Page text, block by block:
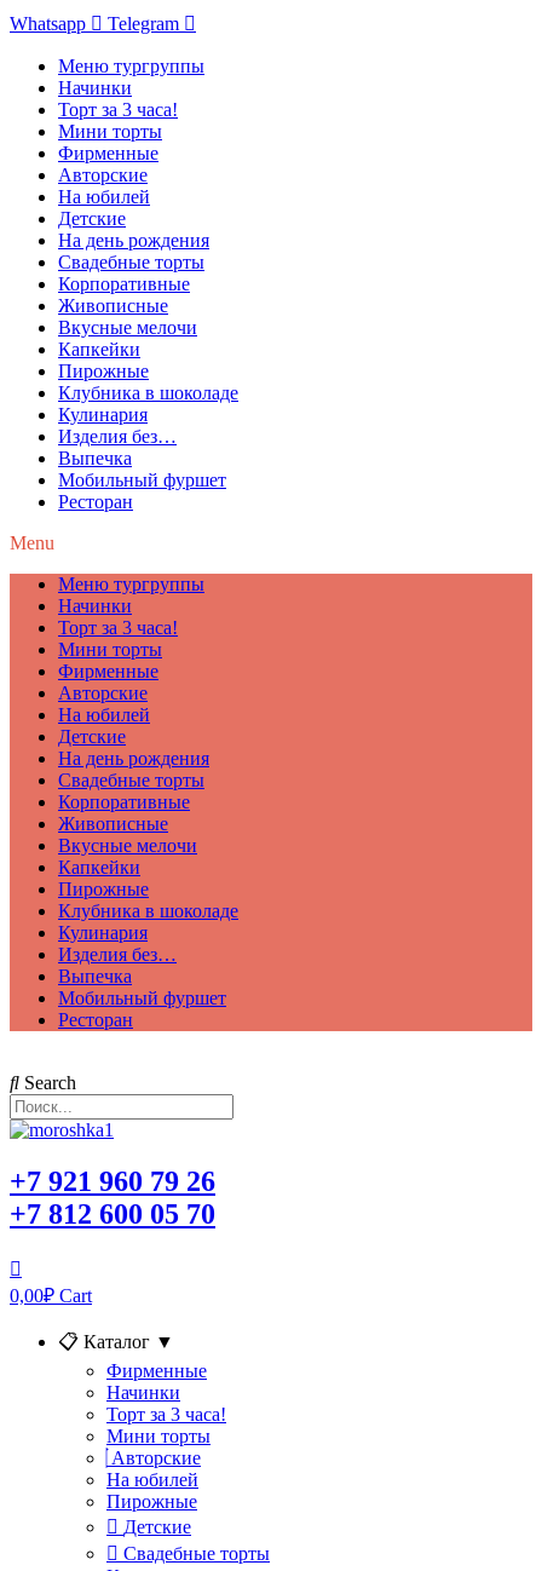
Whatsapp Telegram
Меню тургруппы
Начинки
Торт за 3 часа!
Мини торты
Фирменные
Авторские
На юбилей
Детские
На день рождения
Свадебные торты
Корпоративные
Живописные
Вкусные мелочи
Капкейки
Пирожные
Клубника в шоколаде
Кулинария
Изделия без…
Выпечка
Мобильный фуршет
Ресторан
Menu
Меню тургруппы
Начинки
Торт за 3 часа!
Мини торты
Фирменные
Авторские
На юбилей
Детские
На день рождения
Свадебные торты
Корпоративные
Живописные
Вкусные мелочи
Капкейки
Пирожные
Клубника в шоколаде
Кулинария
Изделия без…
Выпечка
Мобильный фуршет
Ресторан
Search
+7 921 960 79 26
+7 812 600 05 70
0,00₽ Cart
📋 Каталог ▼
Фирменные
Начинки
Торт за 3 часа!
Мини торты
Авторские
На юбилей
Пирожные
Детские
Свадебные торты